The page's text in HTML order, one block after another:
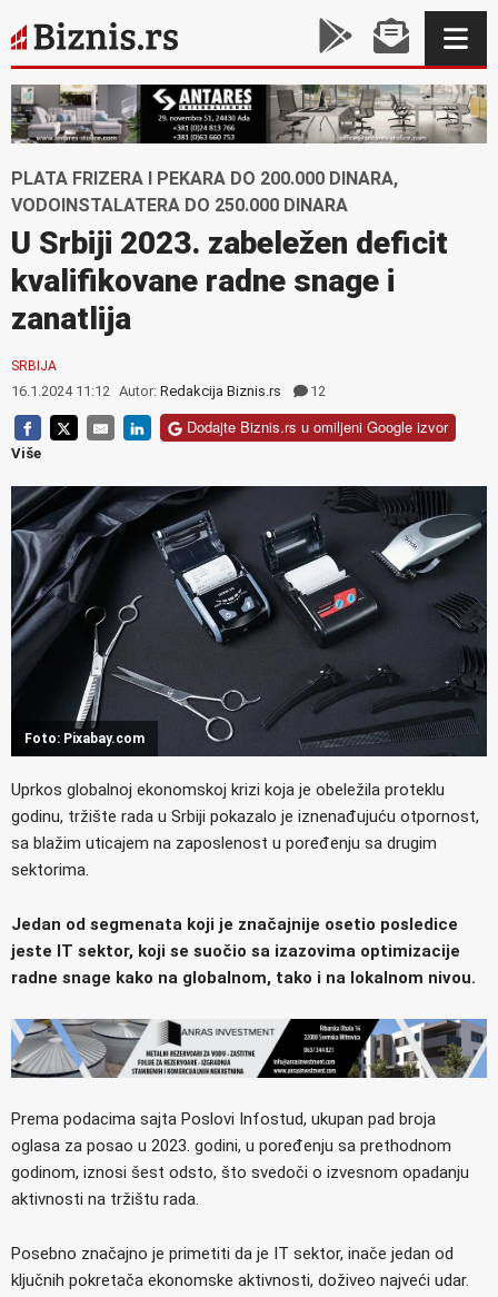
PLATA FRIZERA I PEKARA DO 200.000 DINARA,
VODOINSTALATERA DO 250.000 DINARA
U Srbiji 2023. zabeležen deficit
kvalifikovane radne snage i
zanatlija
SRBIJA
16.1.2024 11:12 Autor: Redakcija Biznis.rs 12
Dodajte Biznis.rs u omiljeni Google izvor
Više
Foto: Pixabay.com
Uprkos globalnoj ekonomskoj krizi koja je obeležila proteklu
godinu, tržište rada u Srbiji pokazalo je iznenađujuću otpornost,
sa blažim uticajem na zaposlenost u poređenju sa drugim
sektorima.
Jedan od segmenata koji je značajnije osetio posledice
jeste IT sektor, koji se suočio sa izazovima optimizacije
radne snage kako na globalnom, tako i na lokalnom nivou.
Prema podacima sajta Poslovi Infostud, ukupan pad broja
oglasa za posao u 2023. godini, u poređenju sa prethodnom
godinom, iznosi šest odsto, što svedoči o izvesnom opadanju
aktivnosti na tržištu rada.
Posebno značajno je primetiti da je IT sektor, inače jedan od
ključnih pokretača ekonomske aktivnosti, doživeo najveći udar.